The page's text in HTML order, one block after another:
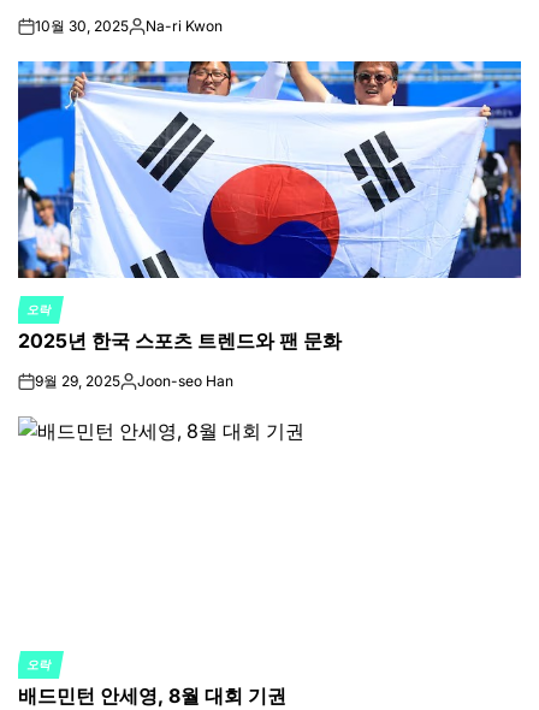
on10월 30, 2025Posted
Na-ri Kwon
POSTED
IN
오락
2025년 한국 스포츠 트렌드와 팬 문화
on9월 29, 2025Posted
Joon-seo Han
POSTED
IN
오락
배드민턴 안세영, 8월 대회 기권